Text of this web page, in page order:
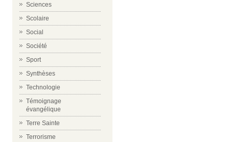
Sciences
Scolaire
Social
Société
Sport
Synthèses
Technologie
Témoignage
évangélique
Terre Sainte
Terrorisme